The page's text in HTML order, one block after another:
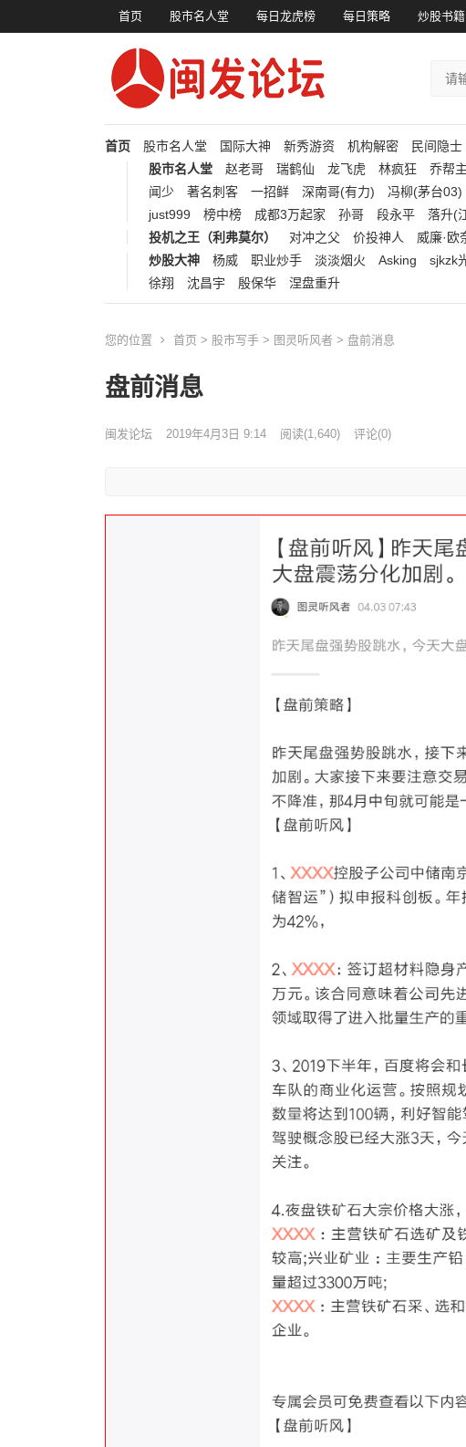
首页 股市名人堂 每日龙虎榜 每日策略 炒股书籍
首页 股市名人堂 国际大神 新秀游资 机构解密 民间隐士
股市名人堂
赵老哥 瑞鹤仙 龙飞虎 林疯狂 乔帮主
闻少
著名刺客 一招鲜 深南哥(有力) 冯柳(茅台03)
just999
榜中榜 成都3万起家 孙哥 段永平 落升(
投机之王（利弗莫尔）
对冲之父 价投神人 威廉·欧
炒股大神
杨威 职业炒手 淡淡烟火 Asking sjkzk
徐翔
沈昌宇 殷保华 涅盘重升
您的位置 首页 > 股市写手> 图灵听风者 > 盘前消息
盘前消息
闽发论坛 2019年4月3日 9:14 阅读(1,640) 评论(0)